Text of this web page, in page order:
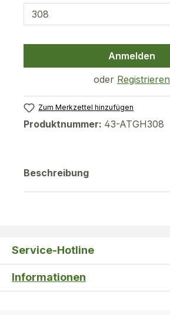
Anmelden
oder Registrieren
Zum Merkzettel hinzufügen
Produktnummer: 43-ATGH308
Beschreibung
Service-Hotline
Informationen